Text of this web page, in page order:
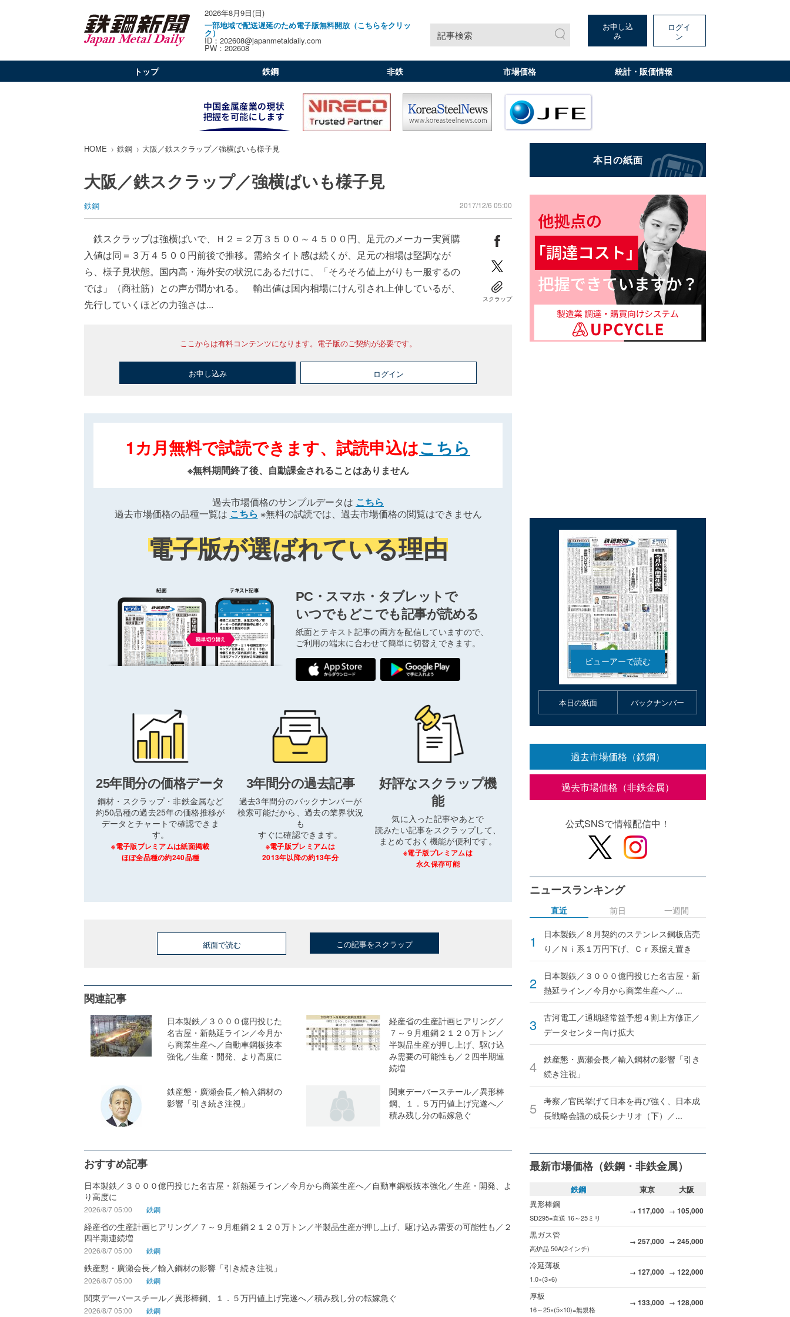
2026年8月9日(日)
一部地域で配送遅延のため電子版無料開放（こちらをクリッ
ク）
ID：202608@japanmetaldaily.com
PW：202608
記事検索
お申し込
み
ログイ
ン
トップ 鉄鋼 非鉄 市場価格 統計・販価情報
HOME 鉄鋼 大阪／鉄スクラップ／強横ばいも様子見
大阪／鉄スクラップ／強横ばいも様子見
鉄鋼 2017/12/6 05:00
鉄スクラップは強横ばいで、Ｈ２＝２万３５００～４５００円、足元のメーカー実質購
入値は同＝３万４５００円前後で推移。需給タイト感は続くが、足元の相場は堅調なが
ら、様子見状態。国内高・海外安の状況にあるだけに、「そろそろ値上がりも一服するの
では」（商社筋）との声が聞かれる。 輸出値は国内相場にけん引され上伸しているが、
先行していくほどの力強さは...
スクラップ
ここからは有料コンテンツになります。電子版のご契約が必要です。
お申し込み ログイン
1カ月無料で試読できます、試読申込はこちら
※無料期間終了後、自動課金されることはありません
過去市場価格のサンプルデータは こちら
過去市場価格の品種一覧は こちら ※無料の試読では、過去市場価格の閲覧はできません
電子版が選ばれている理由
PC・スマホ・タブレットで
いつでもどこでも記事が読める
紙面とテキスト記事の両方を配信していますので、
ご利用の端末に合わせて簡単に切替えできます。
25年間分の価格データ
鋼材・スクラップ・非鉄金属など
約50品種の過去25年の価格推移が
データとチャートで確認できま
す。
※電子版プレミアムは紙面掲載
ほぼ全品種の約240品種
3年間分の過去記事
過去3年間分のバックナンバーが
検索可能だから、過去の業界状況
も
すぐに確認できます。
※電子版プレミアムは
2013年以降の約13年分
好評なスクラップ機
能
気に入った記事やあとで
読みたい記事をスクラップして、
まとめておく機能が便利です。
※電子版プレミアムは
永久保存可能
紙面で読む この記事をスクラップ
関連記事
日本製鉄／３０００億円投じた
名古屋・新熱延ライン／今月か
ら商業生産へ／自動車鋼板抜本
強化／生産・開発、より高度に
経産省の生産計画ヒアリング／
７～９月粗鋼２１２０万トン／
半製品生産が押し上げ、駆け込
み需要の可能性も／２四半期連
続増
鉄産懇・廣瀬会長／輸入鋼材の
影響「引き続き注視」
関東デーバースチール／異形棒
鋼、１．５万円値上げ完遂へ／
積み残し分の転嫁急ぐ
おすすめ記事
日本製鉄／３０００億円投じた名古屋・新熱延ライン／今月から商業生産へ／自動車鋼板抜本強化／生産・開発、よ
り高度に
2026/8/7 05:00 鉄鋼
経産省の生産計画ヒアリング／７～９月粗鋼２１２０万トン／半製品生産が押し上げ、駆け込み需要の可能性も／２
四半期連続増
2026/8/7 05:00 鉄鋼
鉄産懇・廣瀬会長／輸入鋼材の影響「引き続き注視」
2026/8/7 05:00 鉄鋼
関東デーバースチール／異形棒鋼、１．５万円値上げ完遂へ／積み残し分の転嫁急ぐ
2026/8/7 05:00 鉄鋼
本日の紙面 バックナンバー
過去市場価格（鉄鋼）
過去市場価格（非鉄金属）
公式SNSで情報配信中！
ニュースランキング
直近
日本製鉄／８月契約のステンレス鋼板店売
り／Ｎｉ系１万円下げ、Ｃｒ系据え置き
日本製鉄／３０００億円投じた名古屋・新
熱延ライン／今月から商業生産へ／...
古河電工／通期経常益予想４割上方修正／
データセンター向け拡大
鉄産懇・廣瀬会長／輸入鋼材の影響「引き
続き注視」
考察／官民挙げて日本を再び強く、日本成
長戦略会議の成長シナリオ（下）／...
前日 一週間
最新市場価格（鉄鋼・非鉄金属）
鉄鋼 東京
大阪
異形棒鋼
SD295=直送 16～25ミリ
→ 117,000 → 105,000
黒ガス管
高炉品 50A(2インチ)
→ 257,000 → 245,000
冷延薄板
1.0×(3×6)
→ 127,000 → 122,000
厚板
16～25×(5×10)=無規格
→ 133,000 → 128,000